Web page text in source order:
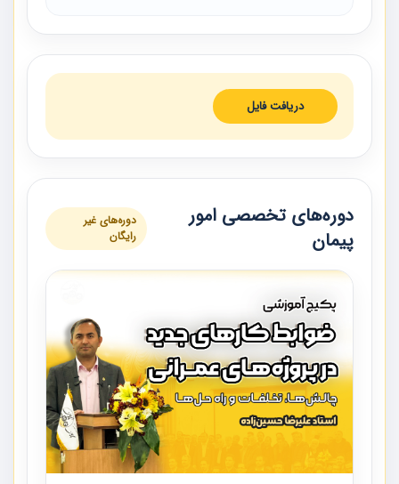
دریافت فایل
دوره‌های تخصصی امور
پیمان
دوره‌های غیر
رایگان